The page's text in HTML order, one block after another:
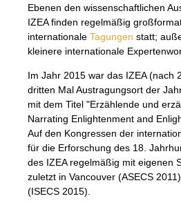
Ebenen den wissenschaftlichen
IZEA finden regelmäßig
internationale Tagungen statt;
kleinere internationale
Im Jahr 2015 war das IZEA (nach
dritten Mal Austragungsort der
mit dem Titel "Erzählende und
Narrating Enlightenment and
Auf den Kongressen der
für die Erforschung des 18.
des IZEA regelmäßig mit eigenen
zuletzt in Vancouver (ASECS
(ISECS 2015).